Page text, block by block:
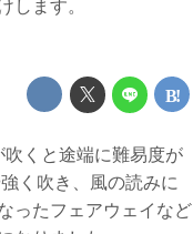
します。
くと途端に難易度が
く吹き、風の読みに
ったフェアウェイなど